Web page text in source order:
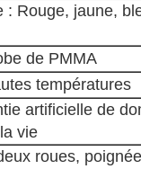
: Rouge, jaune,
de PMMA
températures
artificielle de
vie
roues,